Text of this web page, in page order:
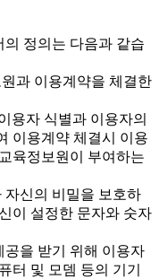
정의는 다음과 같습
과 이용계약을 체결한
용자 식별과 이용자의
이용계약 체결시 이용
육정보원이 부여하는
신의 비밀을 보호하
이 설정한 문자와 숫자
을 받기 위해 이용자
터 및 모뎀 등의 기기